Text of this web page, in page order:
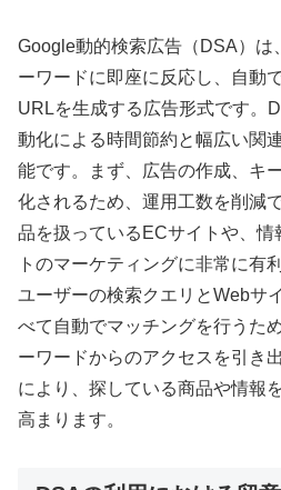
Google動的検索広告（DSA）は
ーワードに即座に反応し、自動
URLを生成する広告形式です。
動化による時間節約と幅広い関
能です。まず、広告の作成、キ
化されるため、運用工数を削減
品を扱っているECサイトや、情
トのマーケティングに非常に有
ユーザーの検索クエリとWebサ
べて自動でマッチングを行うた
ーワードからのアクセスを引き
により、探している商品や情報
高まります。